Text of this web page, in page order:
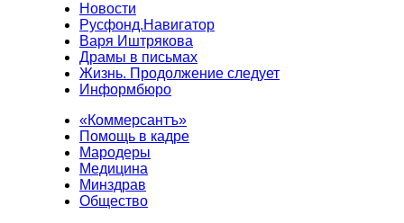
Новости
Русфонд.Навигатор
Варя Иштрякова
Драмы в письмах
Жизнь. Продолжение следует
Информбюро
«Коммерсантъ»
Помощь в кадре
Мародеры
Медицина
Минздрав
Общество